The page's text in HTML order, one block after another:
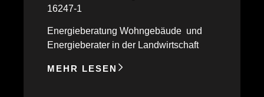
16247-1
Energieberatung Wohngebäude und
Energieberater in der Landwirtschaft
MEHR LESEN